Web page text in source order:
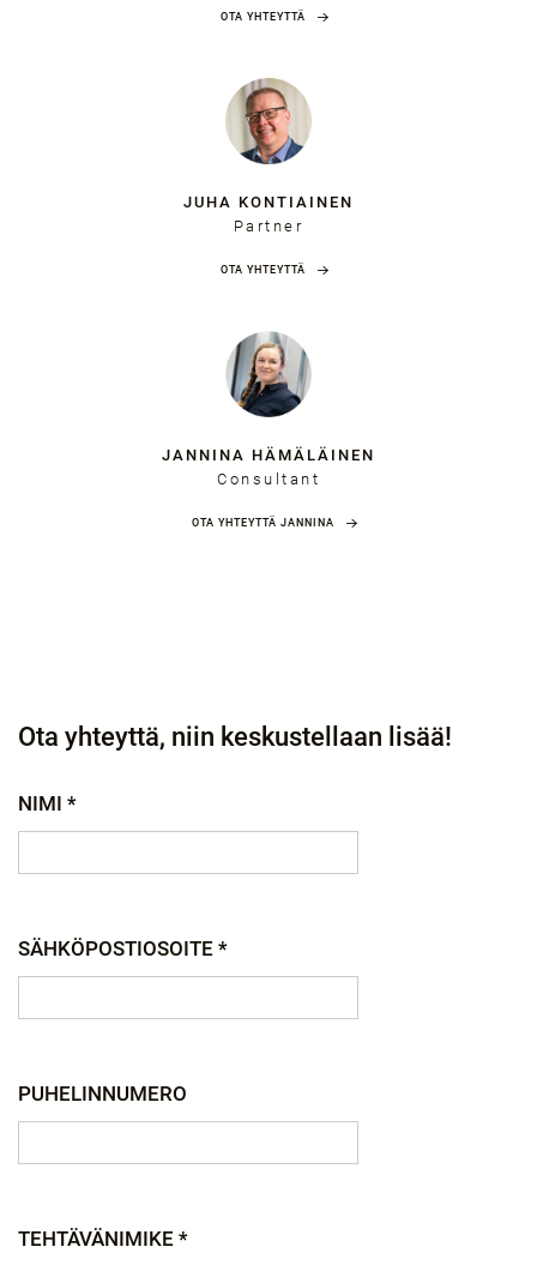
OTA YHTEYTTÄ
JUHA KONTIAINEN
Partner
OTA YHTEYTTÄ
JANNINA HÄMÄLÄINEN
Consultant
OTA YHTEYTTÄ JANNINA
Ota yhteyttä, niin keskustellaan lisää!
NIMI *
SÄHKÖPOSTIOSOITE *
PUHELINNUMERO
TEHTÄVÄNIMIKE *